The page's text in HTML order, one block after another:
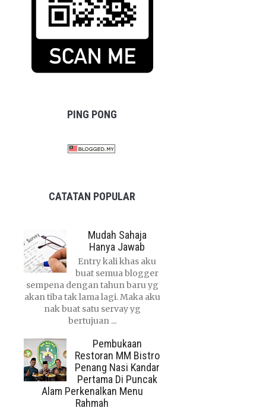
PING PONG
CATATAN POPULAR
Mudah Sahaja
Hanya Jawab
Entry kali khas aku
buat semua blogger
sempena dengan tahun baru yg
akan tiba tak lama lagi. Maka aku
nak buat satu servay yg
bertujuan ...
Pembukaan
Restoran MM Bistro
Penang Nasi Kandar
Pertama Di Puncak
Alam Perkenalkan Menu
Rahmah